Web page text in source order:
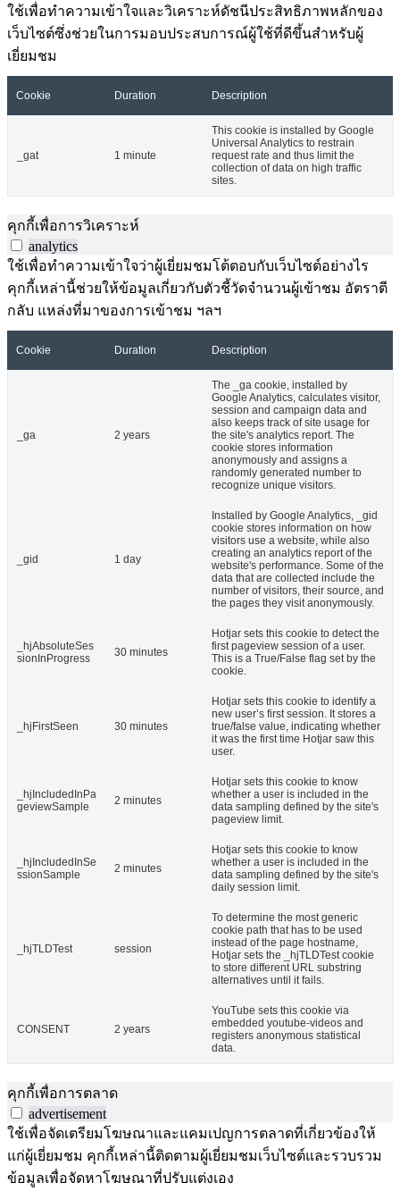
ใช้เพื่อทำความเข้าใจและวิเคราะห์ดัชนีประสิทธิภาพหลักของ
เว็บไซต์ซึ่งช่วยในการมอบประสบการณ์ผู้ใช้ที่ดีขึ้นสำหรับผู้
เยี่ยมชม
Cookie Duration Description
_gat 1 minute
This cookie is installed by Google
Universal Analytics to restrain
request rate and thus limit the
collection of data on high traffic
sites.
คุกกี้เพื่อการวิเคราะห์
analytics
ใช้เพื่อทำความเข้าใจว่าผู้เยี่ยมชมโต้ตอบกับเว็บไซต์อย่างไร
คุกกี้เหล่านี้ช่วยให้ข้อมูลเกี่ยวกับตัวชี้วัดจำนวนผู้เข้าชม อัตราตี
กลับ แหล่งที่มาของการเข้าชม ฯลฯ
Cookie Duration Description
_ga 2 years
The _ga cookie, installed by
Google Analytics, calculates visitor,
session and campaign data and
also keeps track of site usage for
the site's analytics report. The
cookie stores information
anonymously and assigns a
randomly generated number to
recognize unique visitors.
_gid 1 day
Installed by Google Analytics, _gid
cookie stores information on how
visitors use a website, while also
creating an analytics report of the
website's performance. Some of the
data that are collected include the
number of visitors, their source, and
the pages they visit anonymously.
_hjAbsoluteSes
sionInProgress
30 minutes
Hotjar sets this cookie to detect the
first pageview session of a user.
This is a True/False flag set by the
cookie.
_hjFirstSeen 30 minutes
Hotjar sets this cookie to identify a
new user’s first session. It stores a
true/false value, indicating whether
it was the first time Hotjar saw this
user.
_hjIncludedInPa
geviewSample
2 minutes
Hotjar sets this cookie to know
whether a user is included in the
data sampling defined by the site's
pageview limit.
_hjIncludedInSe
ssionSample
2 minutes
Hotjar sets this cookie to know
whether a user is included in the
data sampling defined by the site's
daily session limit.
_hjTLDTest session
To determine the most generic
cookie path that has to be used
instead of the page hostname,
Hotjar sets the _hjTLDTest cookie
to store different URL substring
alternatives until it fails.
CONSENT 2 years
YouTube sets this cookie via
embedded youtube-videos and
registers anonymous statistical
data.
คุกกี้เพื่อการตลาด
advertisement
ใช้เพื่อจัดเตรียมโฆษณาและแคมเปญการตลาดที่เกี่ยวข้องให้
แก่ผู้เยี่ยมชม คุกกี้เหล่านี้ติดตามผู้เยี่ยมชมเว็บไซต์และรวบรวม
ข้อมูลเพื่อจัดหาโฆษณาที่ปรับแต่งเอง